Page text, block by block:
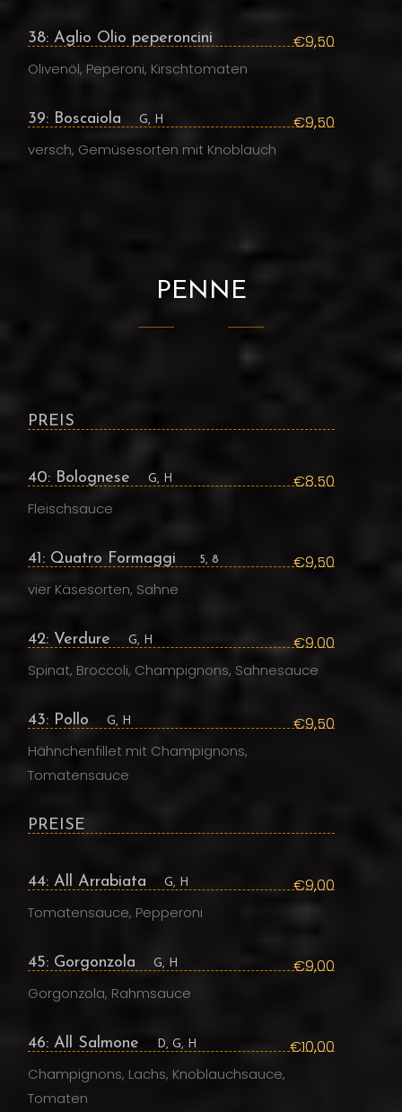
38: Aglio Olio peperoncini €9,50
Olivenöl, Peperoni, Kirschtomaten
39: Boscaiola G, H €9,50
versch, Gemüsesorten mit Knoblauch
PENNE
PREIS
40: Bolognese G, H €8.50
Fleischsauce
41: Quatro Formaggi 5, 8 €9,50
vier Käsesorten, Sahne
42: Verdure G, H €9.00
Spinat, Broccoli, Champignons, Sahnesauce
43: Pollo G, H €9,50
Hähnchenfillet mit Champignons,
Tomatensauce
PREISE
44: All Arrabiata G, H €9,00
Tomatensauce, Pepperoni
45: Gorgonzola G, H €9,00
Gorgonzola, Rahmsauce
46: All Salmone D, G, H €10,00
Champignons, Lachs, Knoblauchsauce,
Tomaten